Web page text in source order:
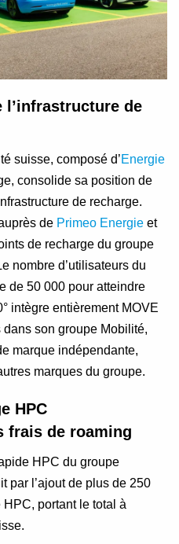
l’infrastructure de
suisse, composé d’Energie
consolide sa position de
de recharge.
de Primeo Energie et
de recharge du groupe
nombre d’utilisateurs du
de 50 000 pour atteindre
intègre entièrement MOVE
son groupe Mobilité,
marque indépendante,
marques du groupe.
HPC
frais de roaming
HPC du groupe
par l’ajout de plus de 250
portant le total à